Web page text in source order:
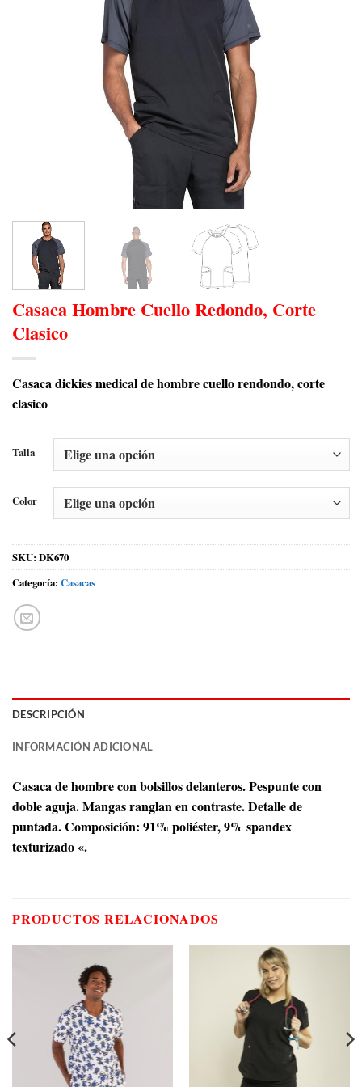
Casaca Hombre Cuello Redondo, Corte
Clasico
Casaca dickies medical de hombre cuello rendondo, corte
clasico
Talla
Color
SKU: DK670
Categoría: Casacas
DESCRIPCIÓN
INFORMACIÓN ADICIONAL
Casaca de hombre con bolsillos delanteros. Pespunte con
doble aguja. Mangas ranglan en contraste. Detalle de
puntada. Composición: 91% poliéster, 9% spandex
texturizado «.
PRODUCTOS RELACIONADOS